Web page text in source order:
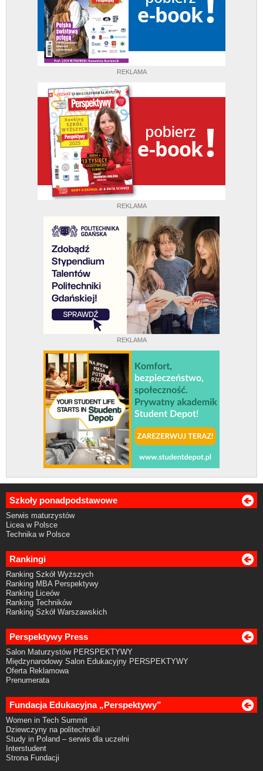
REKLAMA
REKLAMA
REKLAMA
Szkoły ponadpodstawowe
Serwis maturzystów
Licea w Polsce
Technika w Polsce
Rankingi
Ranking Szkół Wyższych
Ranking MBA Perspektywy
Ranking Liceów
Ranking Techników
Ranking Szkół Warszawskich
Perspektywy Press
Salon Maturzystów PERSPEKTYWY
Międzynarodowy Salon Edukacyjny PERSPEKTYWY
Oferta Reklamowa
Prenumerata
Fundacja Edukacyjna „Perspektywy”
Women in Tech Summit
Dziewczyny na politechniki!
Study in Poland – serwis dla uczelni
Interstudent
Strona Fundacji